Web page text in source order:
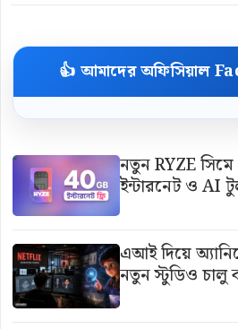
👍 আমাদের অফিসিয়াল
নতুন RYZE
ইন্টারনেট ও AI
এআই দিয়ে
নতুন স্টুডিও চালু